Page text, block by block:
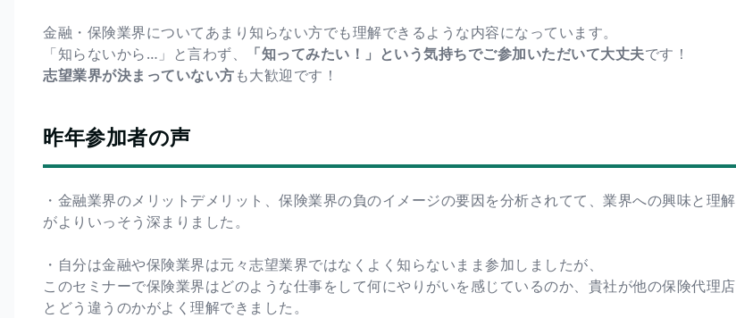
金融・保険業界についてあまり知らない方でも理解できるような内容になっています。
「知らないから…」と言わず、
「知ってみたい！」という気持ちでご参加いただいて大丈夫です！
志望業界が決まっていない方も大歓迎です！
昨年参加者の声
・金融業界のメリットデメリット、保険業界の負のイメージの要因を分析されてて、業界への興味と理解
がよりいっそう深まりました。
・自分は金融や保険業界は元々志望業界ではなくよく知らないまま参加しましたが、
このセミナーで保険業界はどのような仕事をして何にやりがいを感じているのか、貴社が他の保険代理店
とどう違うのかがよく理解できました。